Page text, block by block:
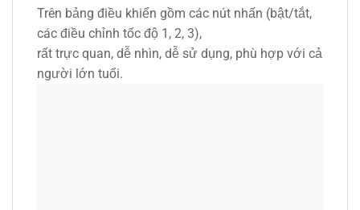
Trên bảng điều khiển gồm các nút nhấn (bật/tắt,
các điều chỉnh tốc độ 1, 2, 3),
rất trực quan, dễ nhìn, dễ sử dụng, phù hợp với cả
người lớn tuổi.